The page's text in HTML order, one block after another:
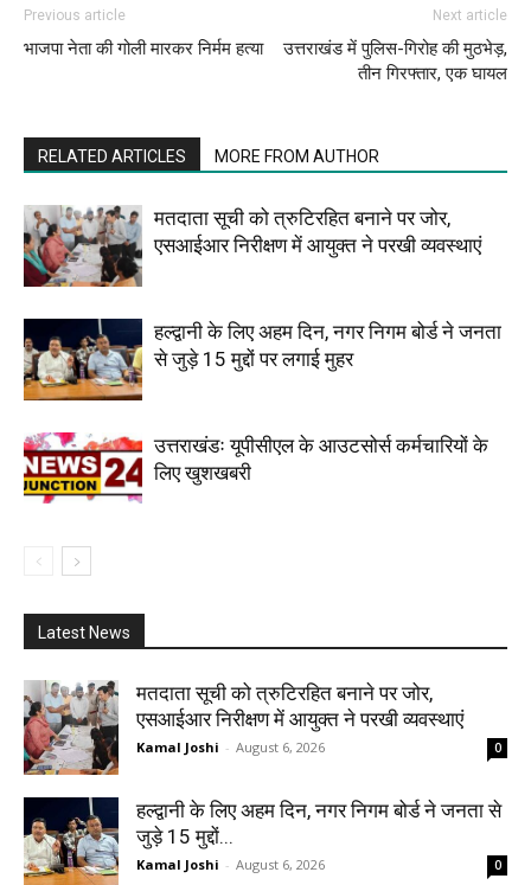
Previous article
भाजपा नेता की गोली मारकर निर्मम हत्या
Next article
उत्तराखंड में पुलिस-गिरोह की मुठभेड़,
तीन गिरफ्तार, एक घायल
RELATED ARTICLES MORE FROM AUTHOR
मतदाता सूची को त्रुटिरहित बनाने पर जोर,
एसआईआर निरीक्षण में आयुक्त ने परखी व्यवस्थाएं
हल्द्वानी के लिए अहम दिन, नगर निगम बोर्ड ने जनता
से जुड़े 15 मुद्दों पर लगाई मुहर
उत्तराखंडः यूपीसीएल के आउटसोर्स कर्मचारियों के
लिए खुशखबरी
Latest News
मतदाता सूची को त्रुटिरहित बनाने पर जोर,
एसआईआर निरीक्षण में आयुक्त ने परखी व्यवस्थाएं
Kamal Joshi - August 6, 2026 0
हल्द्वानी के लिए अहम दिन, नगर निगम बोर्ड ने जनता से
जुड़े 15 मुद्दों...
Kamal Joshi - August 6, 2026 0